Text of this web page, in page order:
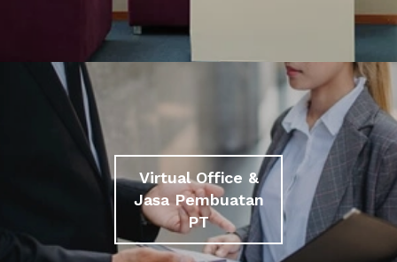
Virtual Office &
Jasa Pembuatan
PT